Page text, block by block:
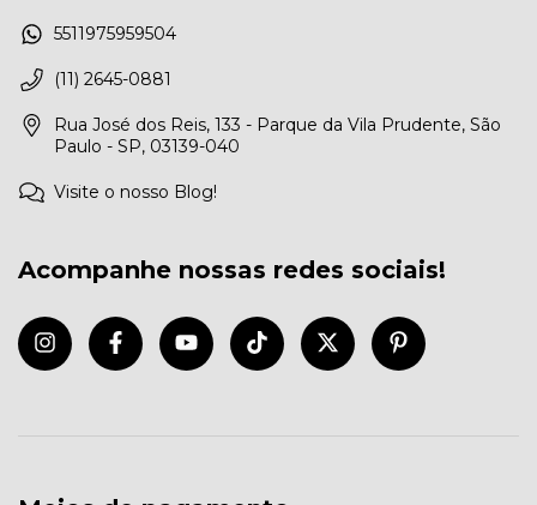
5511975959504
(11) 2645-0881
Rua José dos Reis, 133 - Parque da Vila Prudente, São
Paulo - SP, 03139-040
Visite o nosso Blog!
Acompanhe nossas redes sociais!